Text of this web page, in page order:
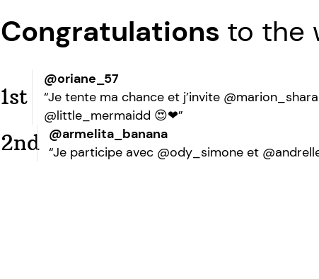
Congratulations to the
1st
@oriane_57
“Je tente ma chance et j’invite
@little_mermaidd 😍❤”
2nd @armelita_banana
“Je participe avec @ody_simone et